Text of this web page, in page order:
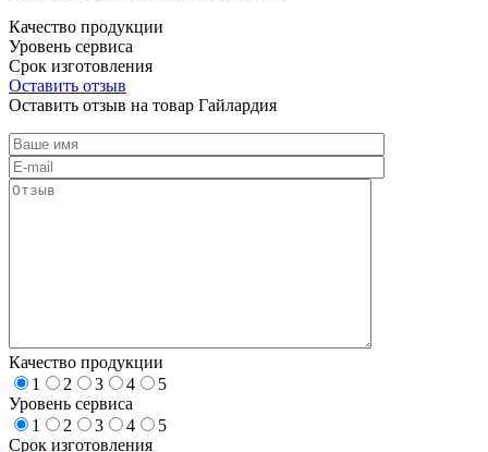
Качество продукции
Уровень сервиса
Срок изготовления
Оставить отзыв
Оставить отзыв на товар Гайлардия
Качество продукции
1
2 3 4
5
Уровень сервиса
1
2 3 4
5
Срок изготовления